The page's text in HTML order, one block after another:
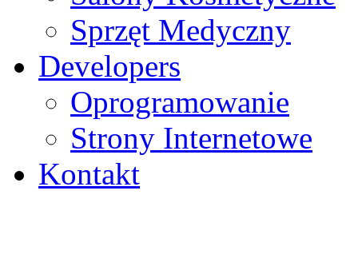
Sprzęt Medyczny
Developers
Oprogramowanie
Strony Internetowe
Kontakt